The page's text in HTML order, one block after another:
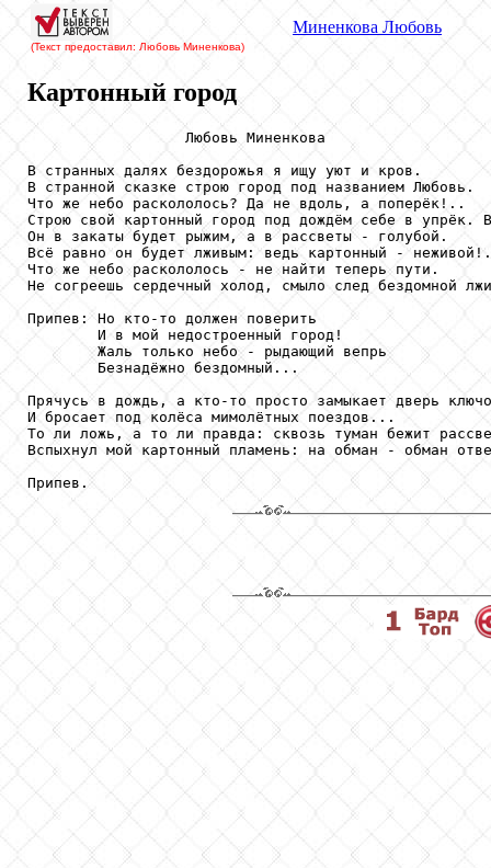
(Текст предоставил: Любовь Миненкова)
Миненкова Любовь
Картонный город
                  Любовь Миненкова
В странных далях бездорожья я ищу уют и кров.
В странной сказке строю город под названием Любовь.
Что же небо раскололось? Да не вдоль, а поперёк!..
Строю свой картонный город под дождём себе в упрёк.
Он в закаты будет рыжим, а в рассветы - голубой.
Всё равно он будет лживым: ведь картонный -
Что же небо раскололось - не найти теперь пути.
Не согреешь сердечный холод, смыло след бездомной
Припев: Но кто-то должен поверить
        И в мой недостроенный город!
        Жаль только небо - рыдающий вепрь
        Безнадёжно бездомный...
Прячусь в дождь, а кто-то просто замыкает дверь
И бросает под колёса мимолётных поездов...
То ли ложь, а то ли правда: сквозь туман бежит
Вспыхнул мой картонный пламень: на обман - обман
Припев.